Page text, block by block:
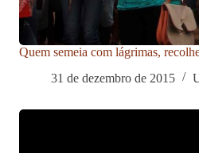
Quem semeia com lágrimas,
31 de dezembro de 2015